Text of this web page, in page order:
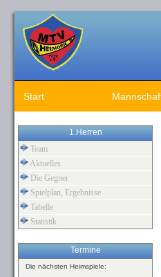
Start
1.Herren
Team
Aktuelles
Die Gegner
Spielplan, Ergebnisse
Tabelle
Statistik
Termine
Die nächsten Heimspiele: